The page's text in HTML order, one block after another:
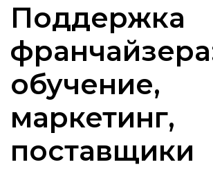
Поддержка
обучение,
маркетинг,
поставщики